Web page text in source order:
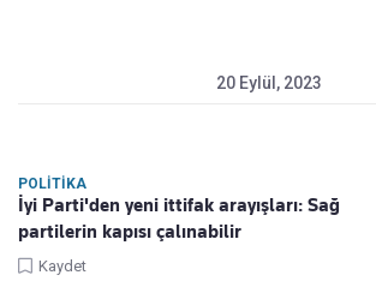
20 Eylül, 2023
POLITIKA
İyi Parti'den yeni ittifak arayışları: Sağ
partilerin kapısı çalınabilir
Kaydet